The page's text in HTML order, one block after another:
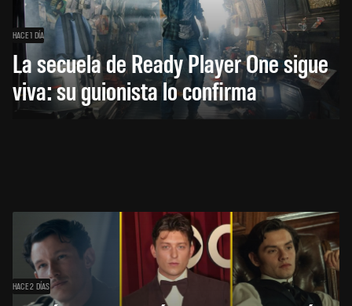
HACE 1 DÍA
La secuela de Ready Player One sigue
viva: su guionista lo confirma
HACE 2 DÍAS